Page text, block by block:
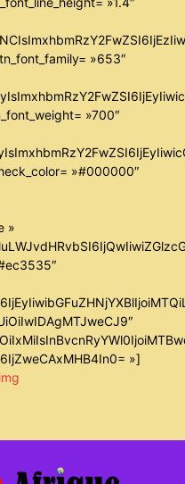
»653″
»700″
»#000000″
»
»]